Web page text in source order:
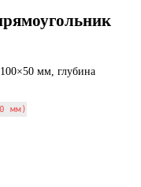
мм, глубина
мм)